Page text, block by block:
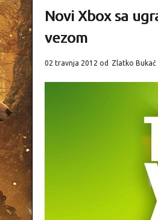
Novi Xbox sa
vezom
02 travnja 2012 od Zlatko Bukač